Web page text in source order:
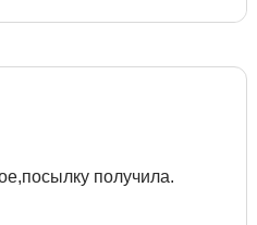
получила.